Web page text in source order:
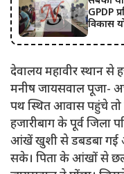
GPDP
विकास
देवालय महावीर स्थान से
मनीष जायसवाल पूजा-
पथ स्थित आवास पहुंचे
हजारीबाग के पूर्व जिला
आंखें खुशी से डबडबा गई
सके। पिता के आंखों से